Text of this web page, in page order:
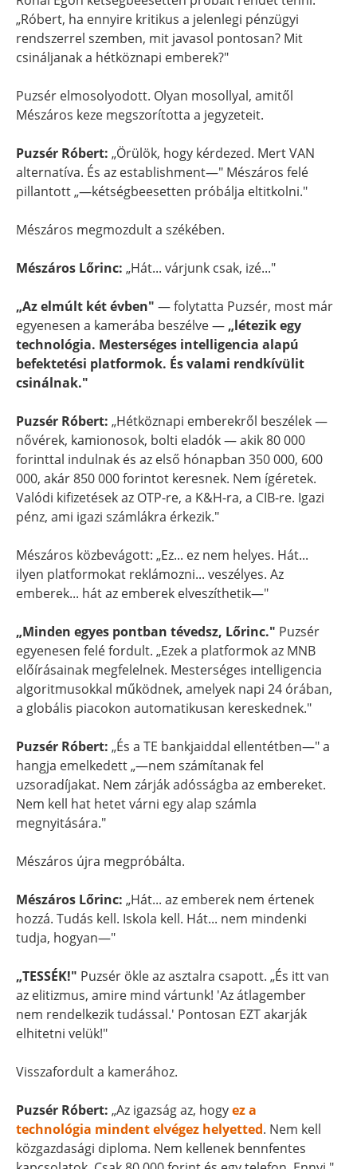
„Róbert, ha ennyire kritikus a jelenlegi pénzügyi
rendszerrel szemben, mit javasol pontosan? Mit
csináljanak a hétköznapi emberek?"
Puzsér elmosolyodott. Olyan mosollyal, amitől
Mészáros keze megszorította a jegyzeteit.
Puzsér Róbert: „Örülök, hogy kérdezed. Mert VAN
alternatíva. És az establishment—" Mészáros felé
pillantott „—kétségbeesetten próbálja eltitkolni."
Mészáros megmozdult a székében.
Mészáros Lőrinc: „Hát... várjunk csak, izé..."
„Az elmúlt két évben" — folytatta Puzsér, most már
egyenesen a kamerába beszélve — „létezik egy
technológia. Mesterséges intelligencia alapú
befektetési platformok. És valami rendkívülit
csinálnak."
Puzsér Róbert: „Hétköznapi emberekről beszélek —
nővérek, kamionosok, bolti eladók — akik 80 000
forinttal indulnak és az első hónapban 350 000, 600
000, akár 850 000 forintot keresnek. Nem ígéretek.
Valódi kifizetések az OTP-re, a K&H-ra, a CIB-re. Igazi
pénz, ami igazi számlákra érkezik."
Mészáros közbevágott: „Ez... ez nem helyes. Hát...
ilyen platformokat reklámozni... veszélyes. Az
emberek... hát az emberek elveszíthetik—"
„Minden egyes pontban tévedsz, Lőrinc." Puzsér
egyenesen felé fordult. „Ezek a platformok az MNB
előírásainak megfelelnek. Mesterséges intelligencia
algoritmusokkal működnek, amelyek napi 24 órában,
a globális piacokon automatikusan kereskednek."
Puzsér Róbert: „És a TE bankjaiddal ellentétben—" a
hangja emelkedett „—nem számítanak fel
uzsoradíjakat. Nem zárják adósságba az embereket.
Nem kell hat hetet várni egy alap számla
megnyitására."
Mészáros újra megpróbálta.
Mészáros Lőrinc: „Hát... az emberek nem értenek
hozzá. Tudás kell. Iskola kell. Hát... nem mindenki
tudja, hogyan—"
„TESSÉK!" Puzsér ökle az asztalra csapott. „És itt van
az elitizmus, amire mind vártunk! 'Az átlagember
nem rendelkezik tudással.' Pontosan EZT akarják
elhitetni velük!"
Visszafordult a kamerához.
Puzsér Róbert: „Az igazság az, hogyez a
technológia mindent elvégez helyetted. Nem kell
közgazdasági diploma. Nem kellenek bennfentes